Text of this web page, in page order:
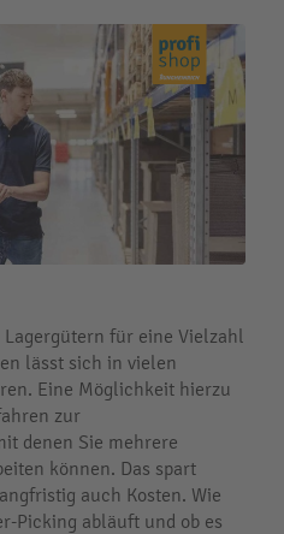
für eine Vielzahl
lässt sich in vielen
Eine Möglichkeit hierzu
zur
denen Sie mehrere
können. Das spart
auch Kosten. Wie
Picking abläuft und ob es